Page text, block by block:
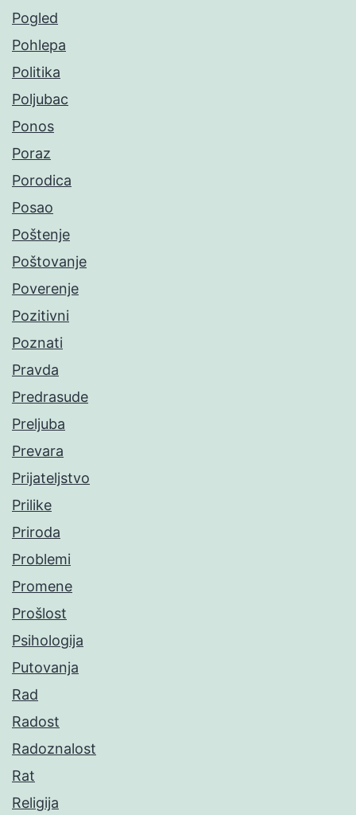
Pogled
Pohlepa
Politika
Poljubac
Ponos
Poraz
Porodica
Posao
Poštenje
Poštovanje
Poverenje
Pozitivni
Poznati
Pravda
Predrasude
Preljuba
Prevara
Prijateljstvo
Prilike
Priroda
Problemi
Promene
Prošlost
Psihologija
Putovanja
Rad
Radost
Radoznalost
Rat
Religija